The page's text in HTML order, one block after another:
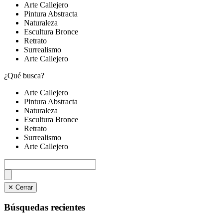
Arte Callejero
Pintura Abstracta
Naturaleza
Escultura Bronce
Retrato
Surrealismo
Arte Callejero
¿Qué busca?
Arte Callejero
Pintura Abstracta
Naturaleza
Escultura Bronce
Retrato
Surrealismo
Arte Callejero
✕ Cerrar
Búsquedas recientes